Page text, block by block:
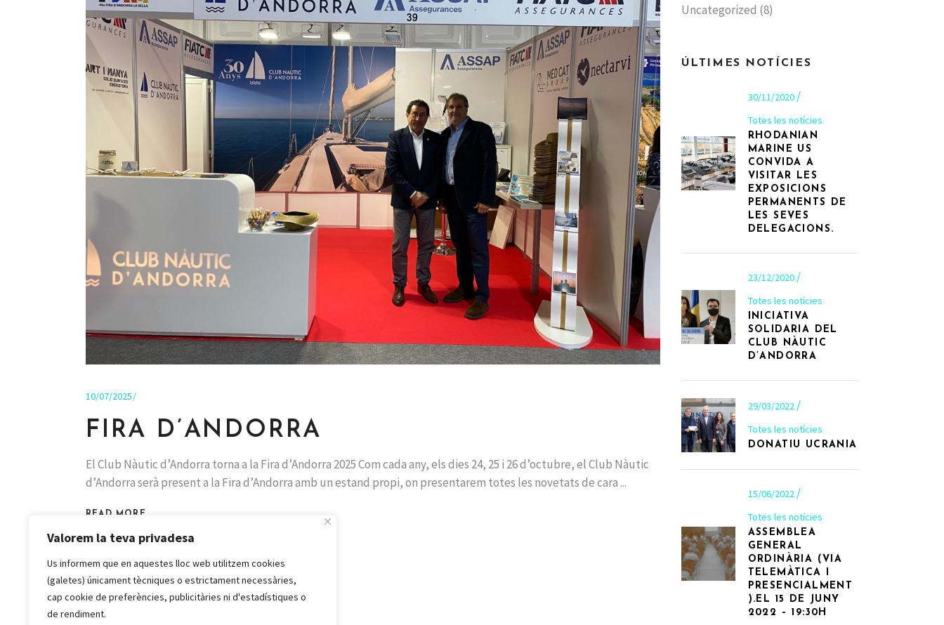
Valorem la teva privadesa
Us informem que en aquestes lloc web utilitzem cookies
(galetes) únicament tècniques o estrictament necessàries,
cap cookie de preferències, publicitàries ni d'estadístiques o
de rendiment.
10/07/2025
FIRA D’ANDORRA
El Club Nàutic d’Andorra torna a la Fira d’Andorra 2025 Com cada any, els dies 24, 25 i 26 d’octubre, el Club Nàutic
d’Andorra serà present a la Fira d’Andorra amb un estand propi, on presentarem totes les novetats de cara
READ MORE
Uncategorized (8)
ÚLTIMES NOTÍCIES
30/11/2020
Totes les notícies
RHODANIAN
MARINE US
CONVIDA A
VISITAR LES
EXPOSICIONS
PERMANENTS DE
LES SEVES
DELEGACIONS.
23/12/2020
Totes les notícies
INICIATIVA
SOLIDARIA DEL
CLUB NÀUTIC
D’ANDORRA
29/03/2022
Totes les notícies
DONATIU UCRANIA
15/06/2022
Totes les notícies
ASSEMBLEA
GENERAL
ORDINÀRIA (VIA
TELEMÀTICA I
PRESENCIALMENT
).EL 15 DE JUNY
2022 – 19:30H